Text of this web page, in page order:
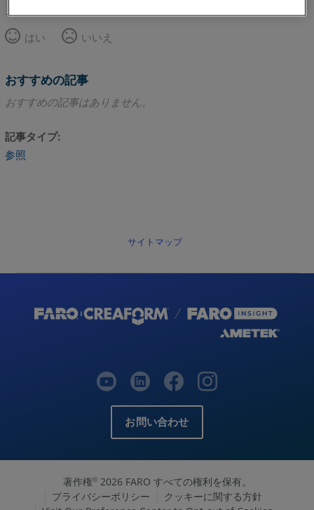
この記事は役に立ちましたか？
はい
いいえ
おすすめの記事
おすすめの記事はありません。
記事タイプ
参照
サイトマップ
お問い合わせ
著作権©2026 FARO すべての権利を保有。
プライバシーポリシー
クッキーに関する方針